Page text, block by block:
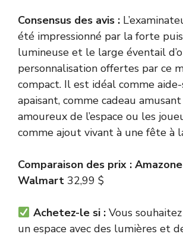
Consensus des avis :
été impressionné par la forte
lumineuse et le large éventail
personnalisation offertes par ce
compact. Il est idéal comme
apaisant, comme cadeau
amoureux de l’espace ou les
comme ajout vivant à une fête à
Comparaison des prix : Amazone
Walmart 32,99 $
Achetez-le si :Vous
un espace avec des lumières et